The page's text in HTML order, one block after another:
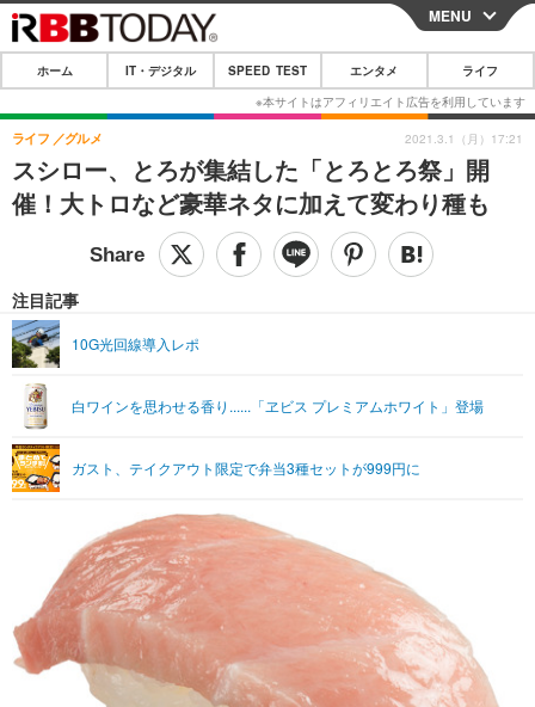
CLOSE
ホーム
IT・デジタル
IT・デジタルTOP スマートフォン
ネタ
ショッピング その他
SPEED TEST
エンタメTOP 映画・ドラマ
グラビア ブログ
ショッピング その他
ライフTOP
リリース一覧
プッシュ通知の停止方法
MENU
ホーム IT・デジタル SPEED TEST エンタメ ライフ
スシロー、とろが集結した「とろとろ祭」開
催！大トロなど豪華ネタに加えて変わり種も
ライフ グルメ
注目記事
10G光回線導入レポ
白ワインを思わせる香り......「ヱビス プレミアムホワイト」登場
ガスト、テイクアウト限定で弁当3種セットが999円に
2021.3.1（月）17:21